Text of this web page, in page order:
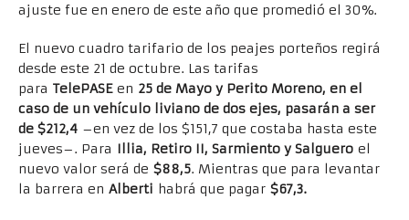
ajuste fue en enero de este año que promedió el 30%.
El nuevo cuadro tarifario de los peajes porteños regirá
desde este 21 de octubre. Las tarifas
para TelePASE en 25 de Mayo y Perito Moreno, en el
caso de un vehículo liviano de dos ejes, pasarán a ser
de $212,4 –en vez de los $151,7 que costaba hasta este
jueves–. Para Illia, Retiro II, Sarmiento y Salguero el
nuevo valor será de $88,5. Mientras que para levantar
la barrera en Alberti habrá que pagar $67,3.